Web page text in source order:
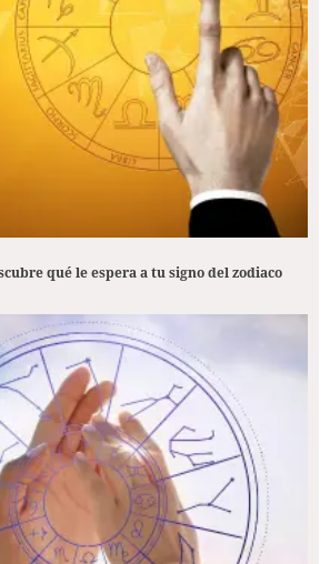
qué le espera a tu signo del zodiaco